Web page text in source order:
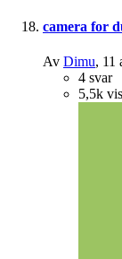
camera for
Av Dimu, 11
4 svar
5,5k